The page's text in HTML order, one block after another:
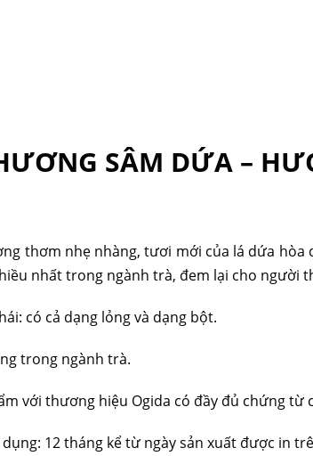
SÂM DỨA –
thơm nhẹ nhàng, tươi mới của lá dứa
nhất trong ngành trà, đem lại cho người
có cả dạng lỏng và dạng bột.
trong ngành trà.
với thương hiệu Ogida có đầy đủ chứng từ
12 tháng kể từ ngày sản xuất được in